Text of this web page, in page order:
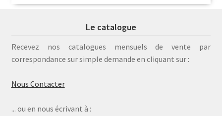
Le catalogue
Recevez nos catalogues mensuels de vente par
correspondance sur simple demande en cliquant sur :
Nous Contacter
... ou en nous écrivant à :